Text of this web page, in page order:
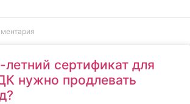
летний сертификат для
нужно продлевать